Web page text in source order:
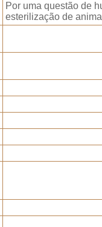
Por uma questão de
esterilização de